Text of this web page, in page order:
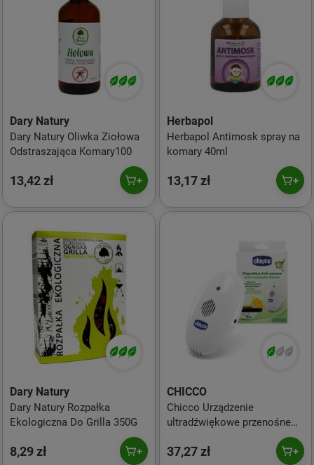
Dary Natury
Dary Natury Oliwka Ziołowa
Odstraszająca Komary100
13,42 zł
Herbapol
Herbapol Antimosk spray na
komary 40ml
13,17 zł
Dary Natury
Dary Natury Rozpałka
Ekologiczna Do Grilla 350G
8,29 zł
CHICCO
Chicco Urządzenie
ultradźwiękowe przenośne
przeciw komarom Ochrona
przeciw komarom
37,27 zł